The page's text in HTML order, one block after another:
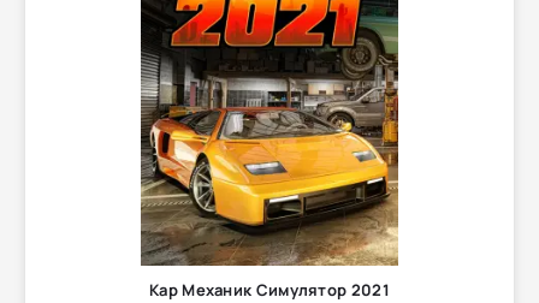
Кар Механик Симулятор 2021